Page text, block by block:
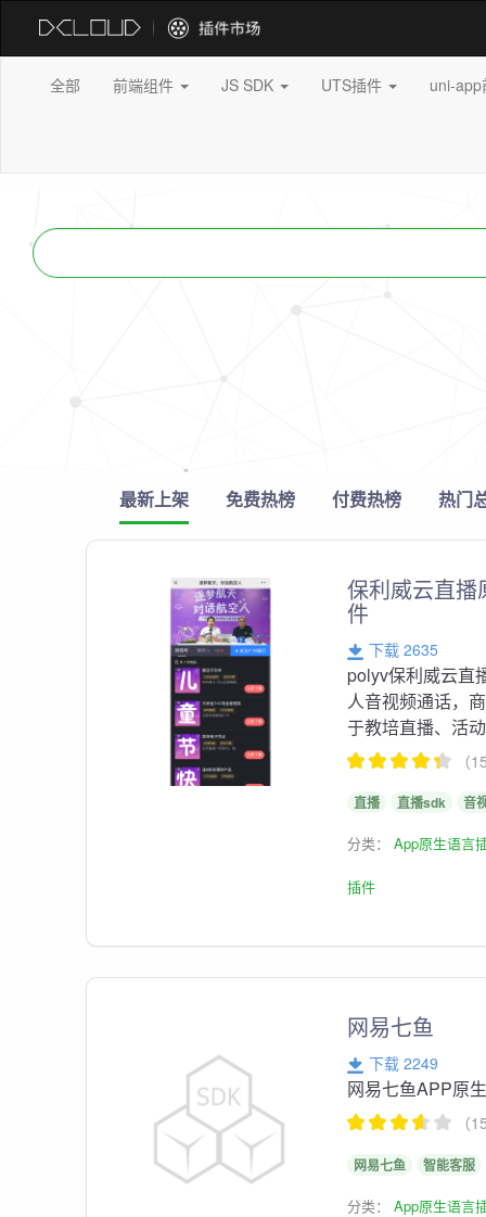
全部 前端组件 JS SDK UTS插件 uni-
最新上架 免费热榜 付费热榜 热门
保利威云直播
件
下载 2635
polyv保利威云直
人音视频通话，
于教培直播、活
（
直播 直播sdk 音
分类：App原生语言
插件
网易七鱼
下载 2249
网易七鱼APP原
（
网易七鱼 智能客服
分类：App原生语言